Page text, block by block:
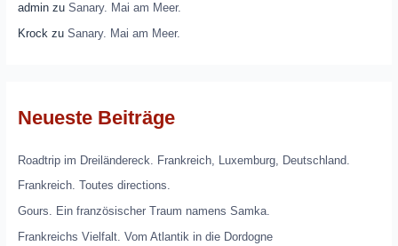
adminzu Sanary. Mai am Meer.
Krockzu Sanary. Mai am Meer.
Neueste Beiträge
Roadtrip im Dreiländereck. Frankreich, Luxemburg, Deutschland.
Frankreich. Toutes directions.
Gours. Ein französischer Traum namens Samka.
Frankreichs Vielfalt. Vom Atlantik in die Dordogne